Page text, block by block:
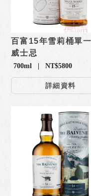
百富15年雪莉桶單
威士忌
700ml | NT$5800
詳細資料